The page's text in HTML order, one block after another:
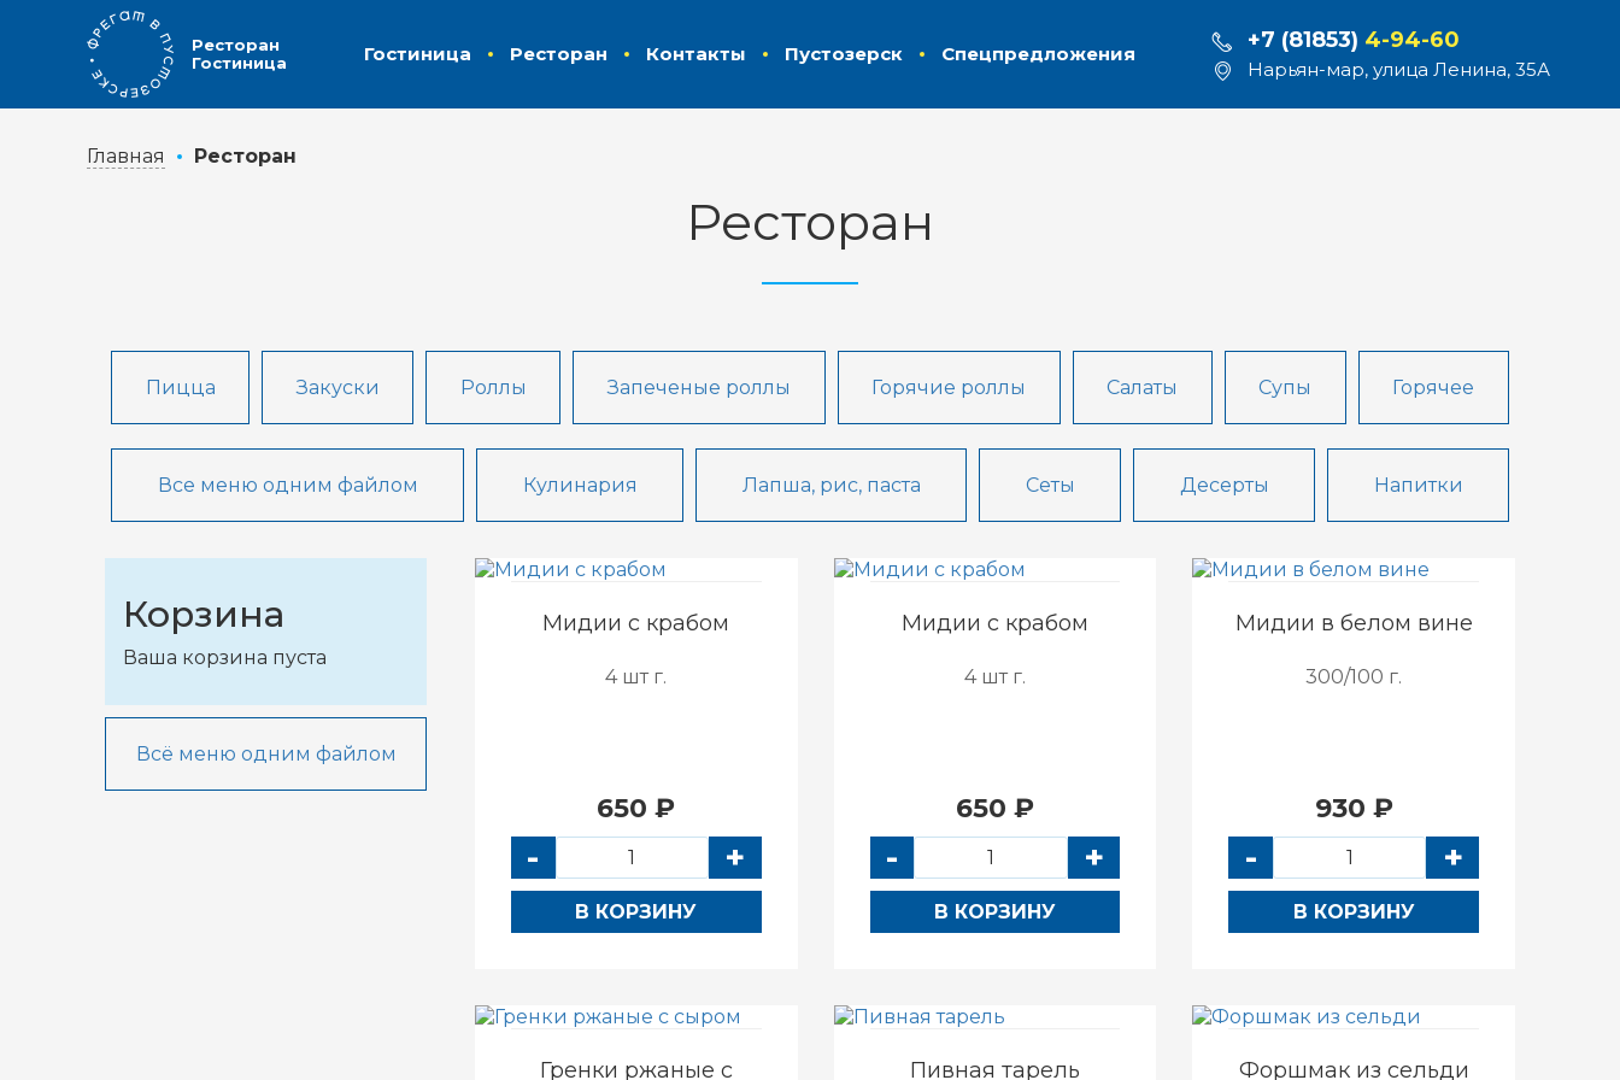
Ресторан
Гостиница
Гостиница Ресторан Контакты Пустозерск Спецпредложения
+7 (81853) 4-94-60
Нарьян-мар, улица Ленина, 35А
Главная Ресторан
Ресторан
Пицца Закуски Роллы Запеченые роллы Горячие роллы Салаты Супы Горячее
Все меню одним файлом Кулинария Лапша, рис, паста Сеты Десерты Напитки
Корзина
Ваша корзина пуста
Всё меню одним файлом
Мидии с крабом
4 шт г.
650 ₽
- +
В КОРЗИНУ
Мидии с крабом
4 шт г.
650 ₽
- +
В КОРЗИНУ
Мидии в белом вине
300/100 г.
930 ₽
- +
В КОРЗИНУ
Гренки ржаные с Пивная тарель Форшмак из сельди